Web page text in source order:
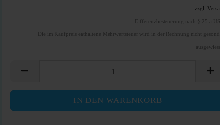
zzgl.
Differenzbesteuerung nach § 25 a
Die im Kaufpreis enthaltene Mehrwertsteuer wird in der Rechnung nicht